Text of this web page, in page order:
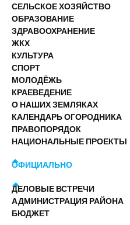
СЕЛЬСКОЕ ХОЗЯЙСТВО
ОБРАЗОВАНИЕ
ЗДРАВООХРАНЕНИЕ
ЖКХ
КУЛЬТУРА
СПОРТ
МОЛОДЁЖЬ
КРАЕВЕДЕНИЕ
О НАШИХ ЗЕМЛЯКАХ
КАЛЕНДАРЬ ОГОРОДНИКА
ПРАВОПОРЯДОК
НАЦИОНАЛЬНЫЕ ПРОЕКТЫ
ОФИЦИАЛЬНО
ДЕЛОВЫЕ ВСТРЕЧИ
АДМИНИСТРАЦИЯ РАЙОНА
БЮДЖЕТ